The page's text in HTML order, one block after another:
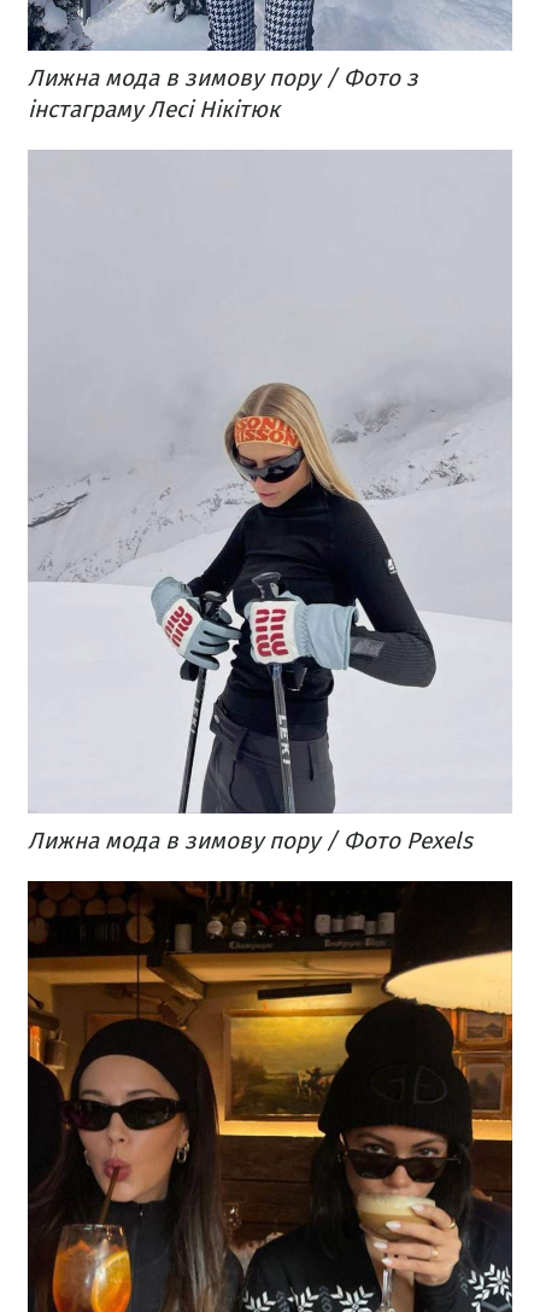
Лижна мода в зимову пору / Фото з
інстаграму Лесі Нікітюк
Лижна мода в зимову пору / Фото Pexels